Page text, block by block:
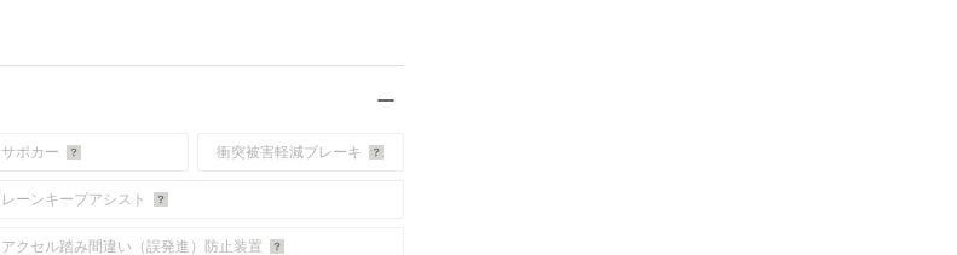
サポカー 衝突被害軽減ブレーキ
レーンキープアシスト
アクセル踏み間違い（誤発進）防止装置